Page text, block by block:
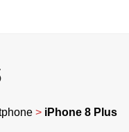
> iPhone 8 Plus